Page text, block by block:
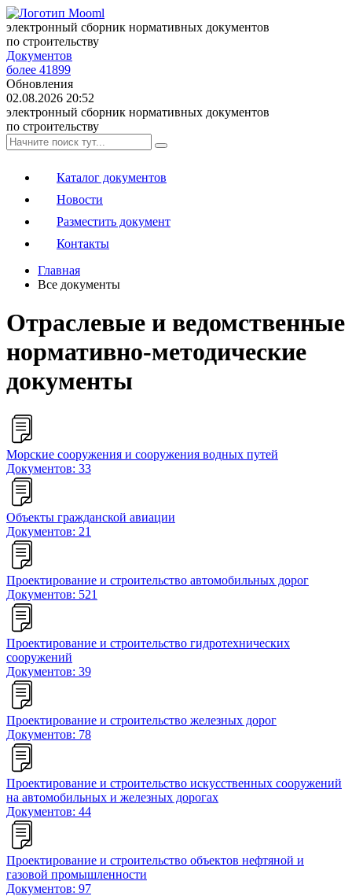
электронный сборник нормативных документов
по строительству
Документов
более 41899
Обновления
02.08.2026 20:52
электронный сборник нормативных документов
по строительству
Каталог документов
Новости
Разместить документ
Контакты
Главная
Все документы
Отраслевые и ведомственные
нормативно-методические
документы
Морские сооружения и сооружения водных путей
Документов: 33
Объекты гражданской авиации
Документов: 21
Проектирование и строительство автомобильных дорог
Документов: 521
Проектирование и строительство гидротехнических
сооружений
Документов: 39
Проектирование и строительство железных дорог
Документов: 78
Проектирование и строительство искусственных сооружений
на автомобильных и железных дорогах
Документов: 44
Проектирование и строительство объектов нефтяной и
газовой промышленности
Документов: 97